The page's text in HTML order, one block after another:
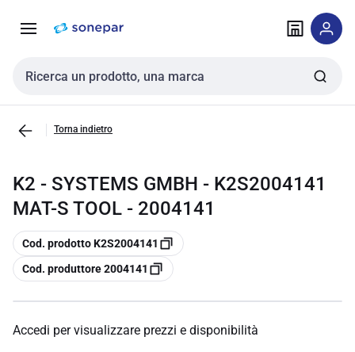
navigazione alla
Cerca input
Torna indietro
K2 - SYSTEMS GMBH - K2S2004141
MAT-S TOOL - 2004141
copia
Cod. prodotto K2S2004141
copia
Cod. produttore 2004141
Accedi per visualizzare prezzi e disponibilità